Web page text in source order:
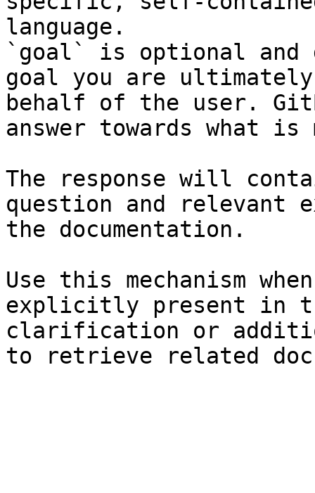
language.
`goal` is optional and
goal you are
behalf of the user.
answer towards what
The response will
question and relevant
the documentation.
Use this mechanism
explicitly present in
clarification or